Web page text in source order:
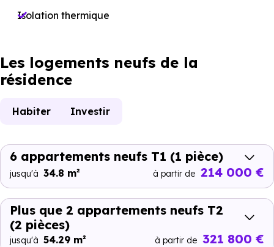
Isolation thermique
Les logements neufs de la
résidence
Habiter Investir
6 appartements neufs T1 (1 pièce)
jusqu'à 34.8 m² à partir de 214 000 €
Plus que 2 appartements neufs T2
(2 pièces)
jusqu'à 54.29 m² à partir de 321 800 €